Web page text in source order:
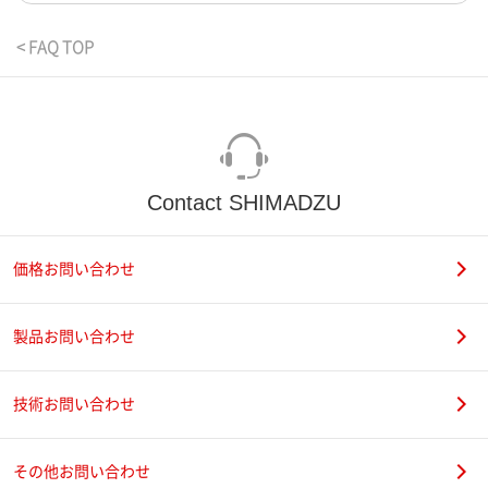
< FAQ TOP
Contact SHIMADZU
価格お問い合わせ
製品お問い合わせ
技術お問い合わせ
その他お問い合わせ